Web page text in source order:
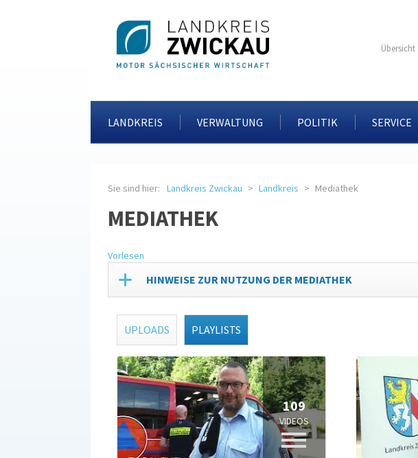
Übersicht
LANDKREIS VERWALTUNG POLITIK SERVICE
Sie sind hier: Landkreis Zwickau Landkreis Mediathek
MEDIATHEK
Vorlesen
HINWEISE ZUR NUTZUNG DER MEDIATHEK
UPLOADS PLAYLISTS
109
VIDEOS